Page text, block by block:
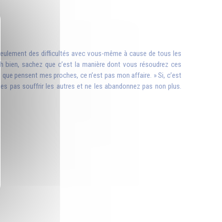
des difficultés avec vous-même à cause de tous les
sachez que c’est la manière dont vous résoudrez ces
pensent mes proches, ce n’est pas mon affaire. » Si, c’est
pas souffrir les autres et ne les abandonnez pas non plus.